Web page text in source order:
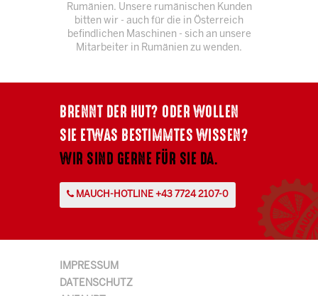
Rumänien. Unsere rumänischen Kunden
bitten wir - auch für die in Österreich
befindlichen Maschinen - sich an unsere
Mitarbeiter in Rumänien zu wenden.
BRENNT DER HUT? ODER WOLLEN
SIE ETWAS BESTIMMTES WISSEN?
WIR SIND GERNE FÜR SIE DA.
MAUCH-HOTLINE +43 7724 2107-0
IMPRESSUM
DATENSCHUTZ